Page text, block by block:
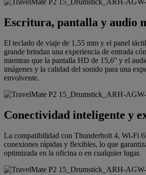
Escritura, pantalla y audio
El teclado de viaje de 1,55 mm y el panel
grande brindan una experiencia de entrada
mientras que la pantalla HD de 15,6'' y el
imágenes y la calidad del sonido para una
envolvente.
Conectividad inteligente y
La compatibilidad con Thunderbolt 4, Wi-Fi
conexiones rápidas y flexibles, lo que
optimizada en la oficina o en cualquier lugar.